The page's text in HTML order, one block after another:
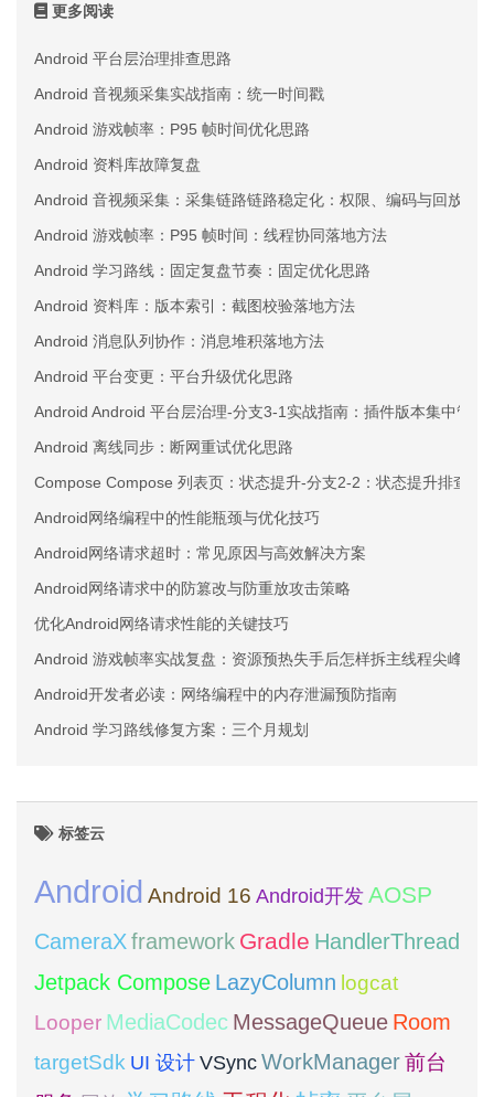
更多阅读
Android 平台层治理排查思路
Android 音视频采集实战指南：统一时间戳
Android 游戏帧率：P95 帧时间优化思路
Android 资料库故障复盘
Android 音视频采集：采集链路链路稳定化：权限、编码与回放三
Android 游戏帧率：P95 帧时间：线程协同落地方法
Android 学习路线：固定复盘节奏：固定优化思路
Android 资料库：版本索引：截图校验落地方法
Android 消息队列协作：消息堆积落地方法
Android 平台变更：平台升级优化思路
Android Android 平台层治理-分支3-1实战指南：插件版本集中管理
Android 离线同步：断网重试优化思路
Compose Compose 列表页：状态提升-分支2-2：状态提升排查步
Android网络编程中的性能瓶颈与优化技巧
Android网络请求超时：常见原因与高效解决方案
Android网络请求中的防篡改与防重放攻击策略
优化Android网络请求性能的关键技巧
Android 游戏帧率实战复盘：资源预热失手后怎样拆主线程尖峰和
Android开发者必读：网络编程中的内存泄漏预防指南
Android 学习路线修复方案：三个月规划
标签云
Android Android 16 Android开发 AOSP
CameraXframework Gradle HandlerThread
Jetpack Compose LazyColumn logcat
Looper MediaCodec MessageQueue Room
targetSdk UI 设计 VSyncWorkManager前台